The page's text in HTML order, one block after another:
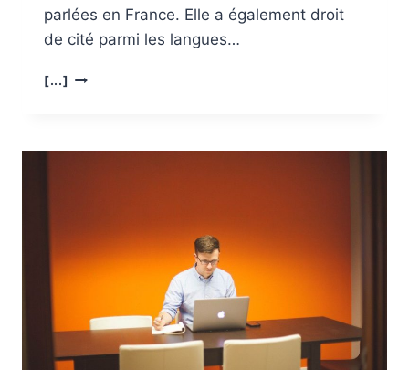
parlées en France. Elle a également droit
de cité parmi les langues…
[...] COMMENT